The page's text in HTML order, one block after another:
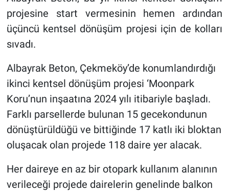
projesine start vermesinin hemen ardından
üçüncü kentsel dönüşüm projesi için de kolları
sıvadı.
Albayrak Beton, Çekmeköy’de konumlandırdığı
ikinci kentsel dönüşüm projesi ‘Moonpark
Koru’nun inşaatına 2024 yılı itibariyle başladı.
Farklı parsellerde bulunan 15 gecekondunun
dönüştürüldüğü ve bittiğinde 17 katlı iki bloktan
oluşacak olan projede 118 daire yer alacak.
Her daireye en az bir otopark kullanım alanının
verileceği projede dairelerin genelinde balkon